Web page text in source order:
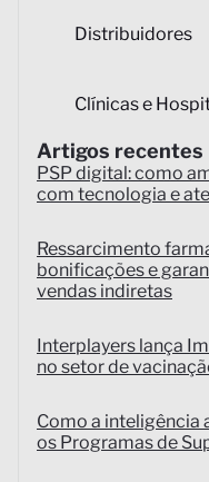
Distribuidores
Clínicas e
Artigos recentes
PSP digital: como
com tecnologia e
Ressarcimento
bonificações e
vendas indiretas
Interplayers lança
no setor de
Como a
os Programas de